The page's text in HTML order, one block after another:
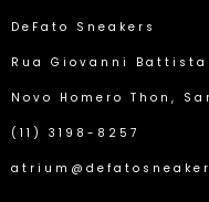
DeFato Sneakers
Rua Giovanni
Novo Homero Thon,
(11) 3198-8257